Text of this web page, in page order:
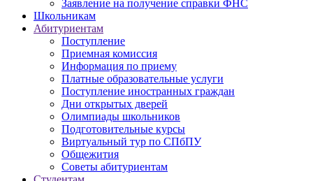
Заявление на получение справки ФНС
Школьникам
Абитуриентам
Поступление
Приемная комиссия
Информация по приему
Платные образовательные услуги
Поступление иностранных граждан
Дни открытых дверей
Олимпиады школьников
Подготовительные курсы
Виртуальный тур по СПбПУ
Общежития
Советы абитуриентам